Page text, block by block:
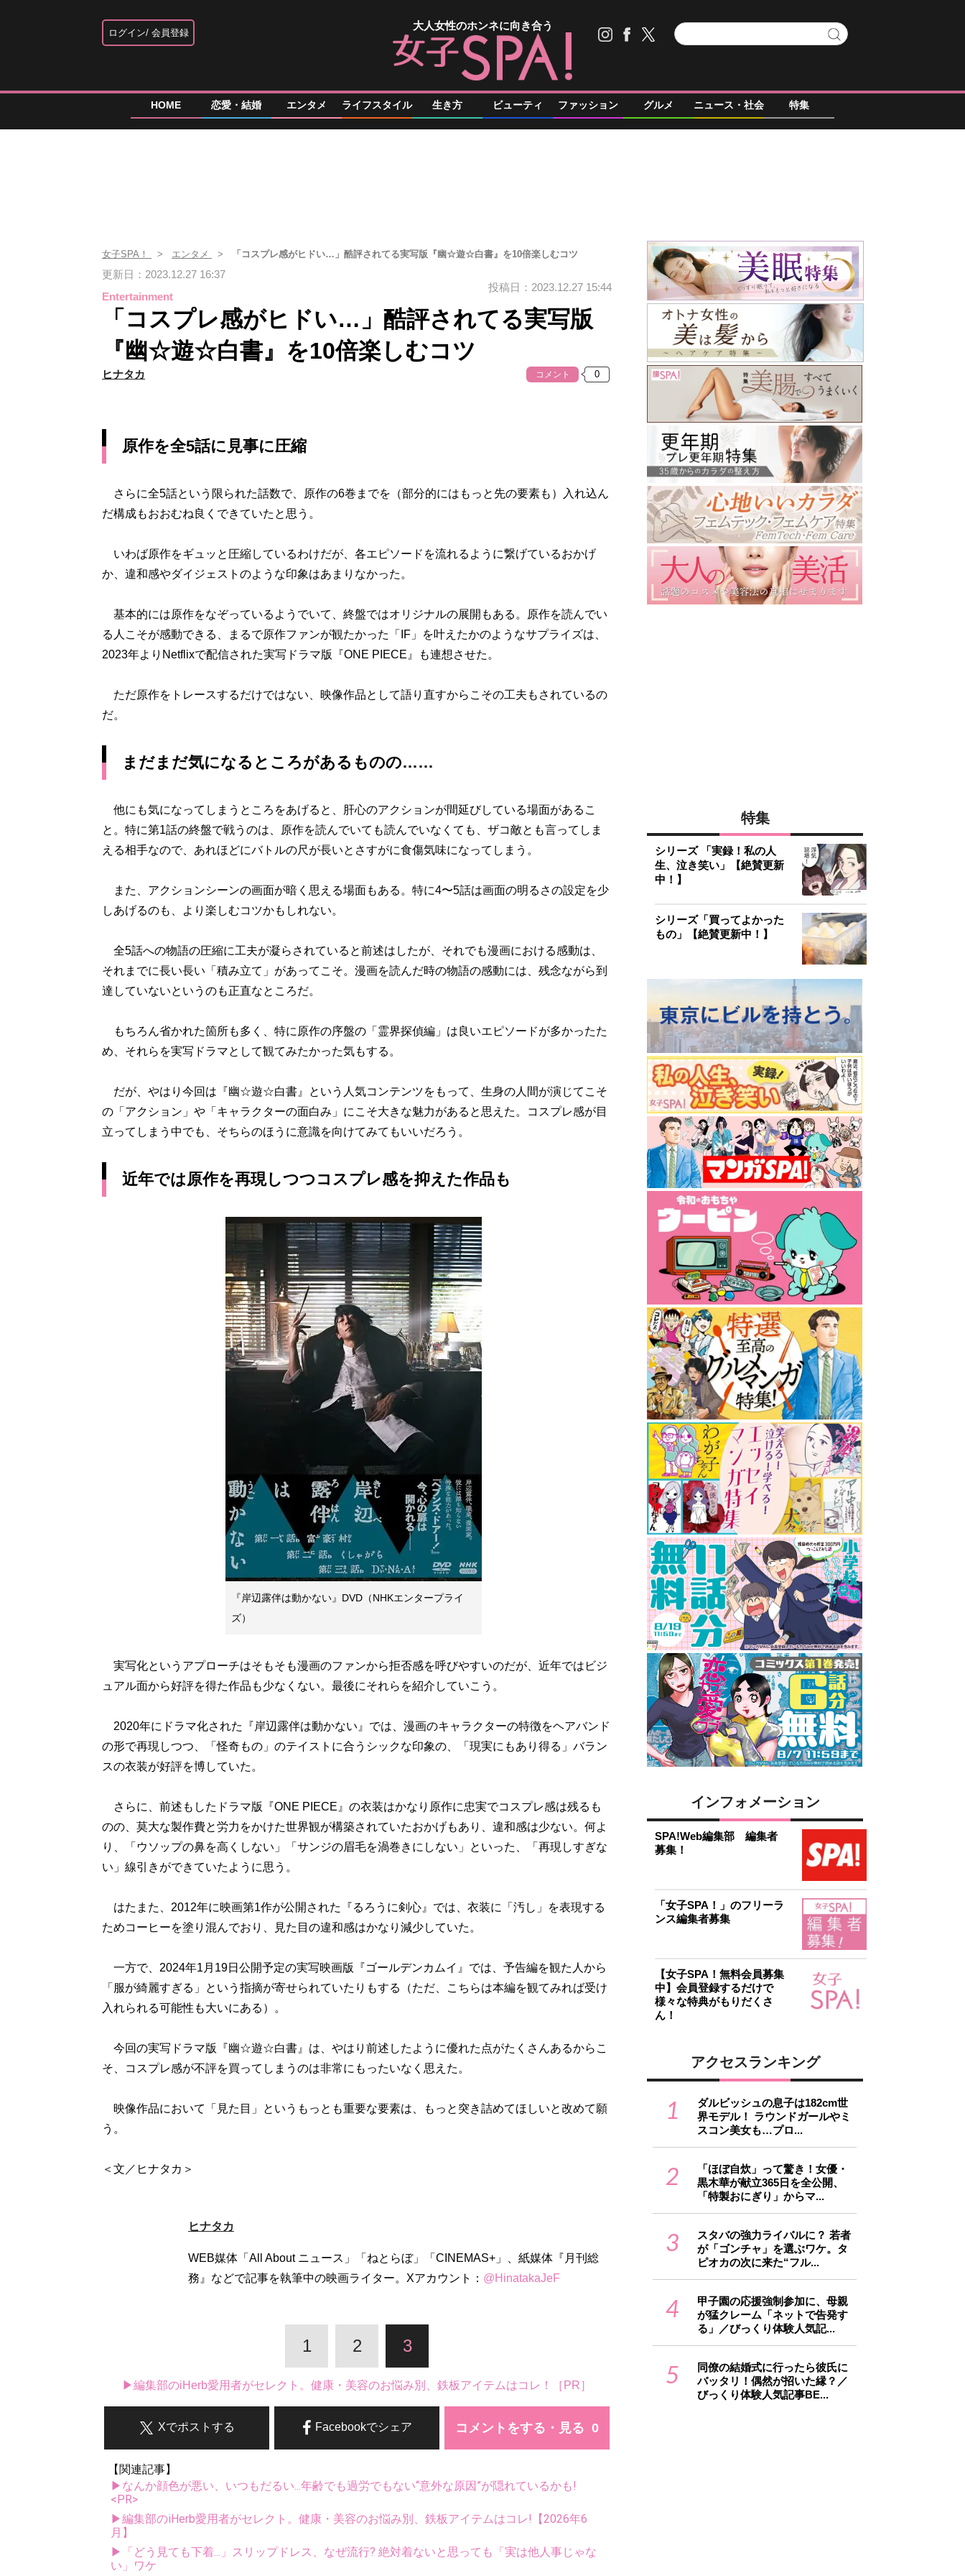
ログイン 会員登録
大人女性のホンネに向き合う
HOME 恋愛・結婚 エンタメ ライフスタイル 生き方 ビューティ ファッション グルメ ニュース・社会 特集
女子SPA！ エンタメ 「コスプレ感がヒドい…」酷評されてる実写版『幽☆遊☆白書』を10倍楽しむコツ
更新日：2023.12.27 16:37
Entertainment
投稿日：2023.12.27 15:44
「コスプレ感がヒドい…」酷評されてる実写版
『幽☆遊☆白書』を10倍楽しむコツ
ヒナタカ コメント
原作を全5話に見事に圧縮
さらに全5話という限られた話数で、原作の6巻までを（部分的にはもっと先の要素も）入れ込ん
だ構成もおおむね良くできていたと思う。
いわば原作をギュッと圧縮しているわけだが、各エピソードを流れるように繋げているおかげ
か、違和感やダイジェストのような印象はあまりなかった。
基本的には原作をなぞっているようでいて、終盤ではオリジナルの展開もある。原作を読んでい
る人こそが感動できる、まるで原作ファンが観たかった「IF」を叶えたかのようなサプライズは、
2023年よりNetflixで配信された実写ドラマ版『ONE PIECE』も連想させた。
ただ原作をトレースするだけではない、映像作品として語り直すからこその工夫もされているの
だ。
まだまだ気になるところがあるものの……
他にも気になってしまうところをあげると、肝心のアクションが間延びしている場面があるこ
と。特に第1話の終盤で戦うのは、原作を読んでいても読んでいなくても、ザコ敵とも言ってしま
える相手なので、あれほどにバトルの尺が長いとさすがに食傷気味になってしまう。
また、アクションシーンの画面が暗く思える場面もある。特に4〜5話は画面の明るさの設定を少
しあげるのも、より楽しむコツかもしれない。
全5話への物語の圧縮に工夫が凝らされていると前述はしたが、それでも漫画における感動は、
それまでに長い長い「積み立て」があってこそ。漫画を読んだ時の物語の感動には、残念ながら到
達していないというのも正直なところだ。
もちろん省かれた箇所も多く、特に原作の序盤の「霊界探偵編」は良いエピソードが多かったた
め、それらを実写ドラマとして観てみたかった気もする。
だが、やはり今回は『幽☆遊☆白書』という人気コンテンツをもって、生身の人間が演じてこそ
の「アクション」や「キャラクターの面白み」にこそ大きな魅力があると思えた。コスプレ感が目
立ってしまう中でも、そちらのほうに意識を向けてみてもいいだろう。
近年では原作を再現しつつコスプレ感を抑えた作品も
『岸辺露伴は動かない』DVD（NHKエンタープライ
ズ）
実写化というアプローチはそもそも漫画のファンから拒否感を呼びやすいのだが、近年ではビジ
ュアル面から好評を得た作品も少なくない。最後にそれらを紹介していこう。
2020年にドラマ化された『岸辺露伴は動かない』では、漫画のキャラクターの特徴をヘアバンド
の形で再現しつつ、「怪奇もの」のテイストに合うシックな印象の、「現実にもあり得る」バラン
スの衣装が好評を博していた。
さらに、前述もしたドラマ版『ONE PIECE』の衣装はかなり原作に忠実でコスプレ感は残るも
のの、莫大な製作費と労力をかけた世界観が構築されていたおかげもあり、違和感は少ない。何よ
り、「ウソップの鼻を高くしない」「サンジの眉毛を渦巻きにしない」といった、「再現しすぎな
い」線引きができていたように思う。
はたまた、2012年に映画第1作が公開された『るろうに剣心』では、衣装に「汚し」を表現する
ためコーヒーを塗り混んでおり、見た目の違和感はかなり減少していた。
一方で、2024年1月19日公開予定の実写映画版『ゴールデンカムイ』では、予告編を観た人から
「服が綺麗すぎる」という指摘が寄せられていたりもする（ただ、こちらは本編を観てみれば受け
入れられる可能性も大いにある）。
今回の実写ドラマ版『幽☆遊☆白書』は、やはり前述したように優れた点がたくさんあるからこ
そ、コスプレ感が不評を買ってしまうのは非常にもったいなく思えた。
映像作品において「見た目」というもっとも重要な要素は、もっと突き詰めてほしいと改めて願
う。
＜文／ヒナタカ＞
ヒナタカ
WEB媒体「All About ニュース」「ねとらぼ」「CINEMAS+」、紙媒体『月刊総
務』などで記事を執筆中の映画ライター。Xアカウント： @HinatakaJeF
1 2 3
▶編集部のiHerb愛用者がセレクト。健康・美容のお悩み別、鉄板アイテムはコレ！［PR］
コメントをする・見る
Facebookでシェア
Xでポストする
【関連記事】
▶なんか顔色が悪い、いつもだるい...年齢でも過労でもない“意外な原因”が隠れているかも!
<PR>
▶編集部のiHerb愛用者がセレクト。健康・美容のお悩み別、鉄板アイテムはコレ!【2026年6
月】
▶「どう見ても下着...」スリップドレス、なぜ流行? 絶対着ないと思っても「実は他人事じゃな
い」ワケ
特集
シリーズ 「実録！私の人
生、泣き笑い」【絶賛更新
中！】
シリーズ「買ってよかった
もの」【絶賛更新中！】
インフォメーション
SPA!Web編集部 編集者
募集！
「女子SPA！」のフリーラ
ンス編集者募集
【女子SPA！無料会員募集
中】会員登録するだけで
様々な特典がもりだくさ
ん！
アクセスランキング
1
ダルビッシュの息子は182cm世
界モデル！ ラウンドガールやミ
スコン美女も…プロ...
2
「ほぼ自炊」って驚き！女優・
黒木華が献立365日を全公開、
「特製おにぎり」からマ...
3
スタバの強力ライバルに？ 若者
が「ゴンチャ」を選ぶワケ。タ
ピオカの次に来た“フル...
4
甲子園の応援強制参加に、母親
が猛クレーム「ネットで告発す
る」／びっくり体験人気記...
5
同僚の結婚式に行ったら彼氏に
バッタリ！偶然が招いた縁？／
びっくり体験人気記事BE...